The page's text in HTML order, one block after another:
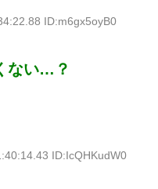
ID:m6gx5oyB0
ない…？
ID:IcQHKudW0